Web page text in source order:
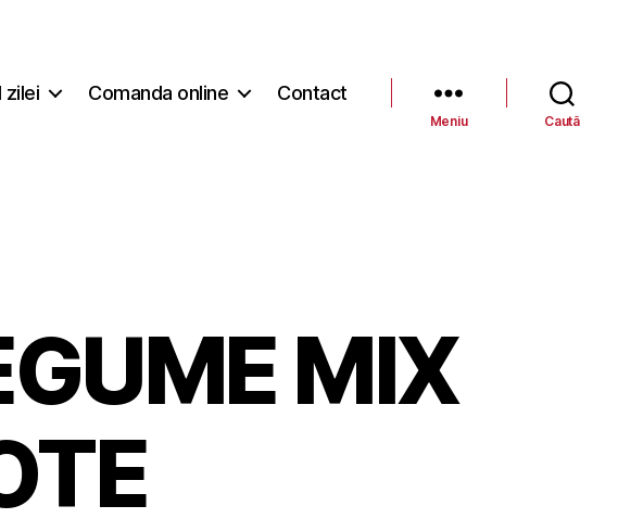
zilei Comanda online Contact
Meniu Caută
MIX